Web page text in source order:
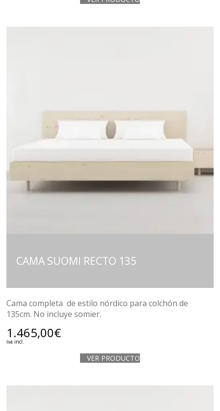
CAMA SUOMI RECTO 135
Cama completa de estilo nórdico para colchón de
135cm. No incluye somier.
1.465,00€
iva incl.
VER PRODUCTO